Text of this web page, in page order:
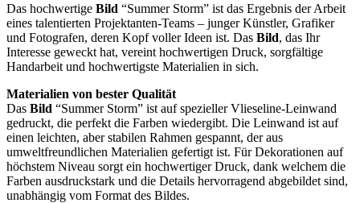
Das hochwertige Bild “Summer Storm” ist das Ergebnis der Arbeit
eines talentierten Projektanten-Teams – junger Künstler, Grafiker
und Fotografen, deren Kopf voller Ideen ist. Das Bild, das Ihr
Interesse geweckt hat, vereint hochwertigen Druck, sorgfältige
Handarbeit und hochwertigste Materialien in sich.
Materialien von bester Qualität
Das Bild “Summer Storm” ist auf spezieller Vlieseline-Leinwand
gedruckt, die perfekt die Farben wiedergibt. Die Leinwand ist auf
einen leichten, aber stabilen Rahmen gespannt, der aus
umweltfreundlichen Materialien gefertigt ist. Für Dekorationen auf
höchstem Niveau sorgt ein hochwertiger Druck, dank welchem die
Farben ausdruckstark und die Details hervorragend abgebildet sind,
unabhängig vom Format des Bildes.